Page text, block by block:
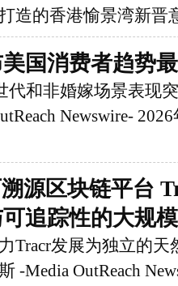
造的香港愉景湾新
国消费者趋势
代和非婚嫁场景表现
Newswire-
源区块链平台
追踪性的大规
Tracr发展为独立的
-Media OutReach